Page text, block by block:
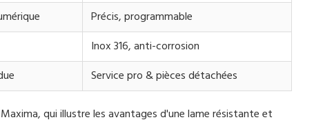
Précis, programmable
Inox 316, anti-corrosion
Service pro & pièces détachées
qui illustre les avantages d'une lame résistante et